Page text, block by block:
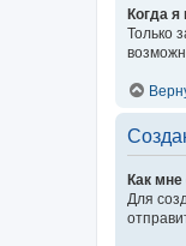
Когда
Только
Как
Для